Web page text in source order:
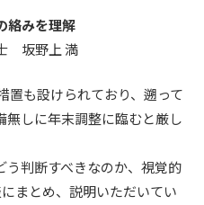
絡みを理解
坂野上 満
置も設けられており、遡って
無しに年末調整に臨むと厳し
判断すべきなのか、視覚的
まとめ、説明いただいてい